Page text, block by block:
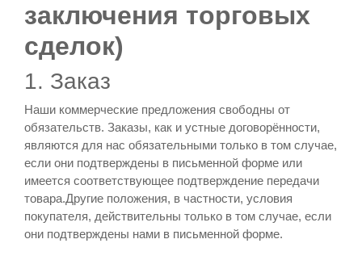
заключения торговых
сделок)
1. Заказ
Наши коммерческие предложения свободны от
обязательств. Заказы, как и устные договорённости,
являются для нас обязательными только в том случае,
если они подтверждены в письменной форме или
имеется соответствующее подтверждение передачи
товара.Другие положения, в частности, условия
покупателя, действительны только в том случае, если
они подтверждены нами в письменной форме.